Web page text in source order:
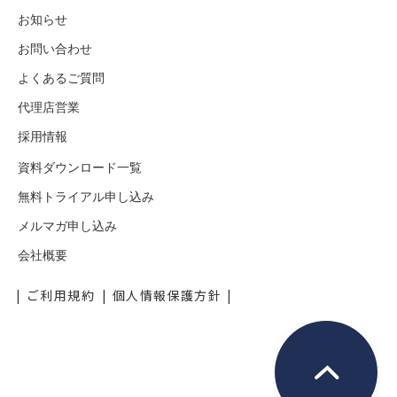
お知らせ
お問い合わせ
よくあるご質問
代理店営業
採用情報
資料ダウンロード一覧
無料トライアル申し込み
メルマガ申し込み
会社概要
ご利用規約 個人情報保護方針